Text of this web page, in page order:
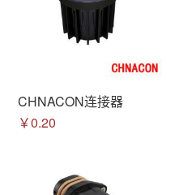
CHNACON连接器
￥0.20